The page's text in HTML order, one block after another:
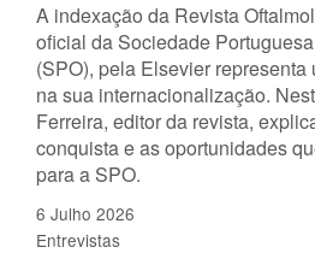
A indexação da Revista
oficial da Sociedade
(SPO), pela Elsevier representa
na sua internacionalização.
Ferreira, editor da revista,
conquista e as oportunidades
para a SPO.
6 Julho 2026
Entrevistas